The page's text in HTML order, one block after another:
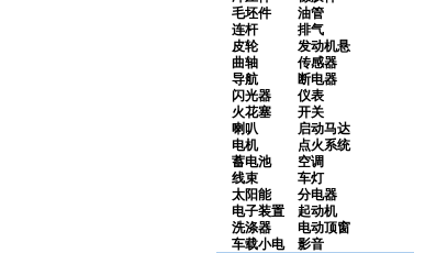
毛坯件
油管
连杆
排气
皮轮
发动机悬
曲轴
传感器
导航
断电器
闪光器
仪表
火花塞
开关
喇叭
启动马达
电机
点火系统
蓄电池
空调
线束
车灯
太阳能
分电器
电子装置
起动机
洗涤器
电动顶窗
车载小电
影音